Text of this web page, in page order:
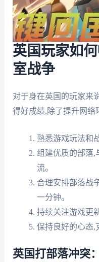
英国玩家如
室战争
对于身在英国的玩家来
得好成绩,除了提升网络
熟悉游戏玩法和
组建优质的部落,
流。
合理安排部落战
一分钟。
持续关注游戏更
保持良好的心态,
英国打部落冲突